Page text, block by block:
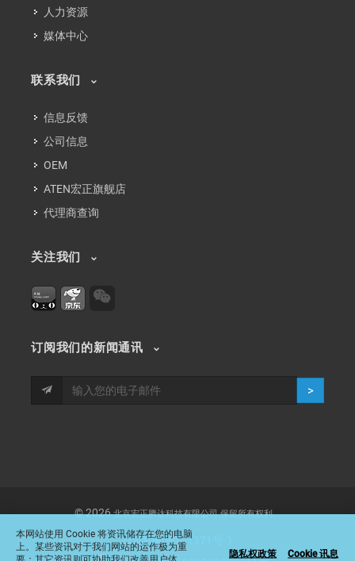
本网站使用 Cookie 将资讯储存在您的电脑
上。某些资讯对于我们网站的运作极为重
隐私权政策 Cookie 讯息
人力资源
媒体中心
联系我们
信息反馈
公司信息
OEM
ATEN宏正旗舰店
代理商查询
关注我们
订阅我们的新闻通讯
>
© 2026北京宏正腾达科技有限公司保留所有权利。
京ICP备08101371号-1
option
from
1
1 2 3
完全没帮助
非常有帮助